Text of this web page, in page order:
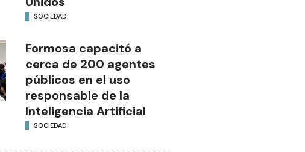
SOCIEDAD
Formosa capacitó a
cerca de 200 agentes
públicos en el uso
responsable de la
Inteligencia Artificial
SOCIEDAD